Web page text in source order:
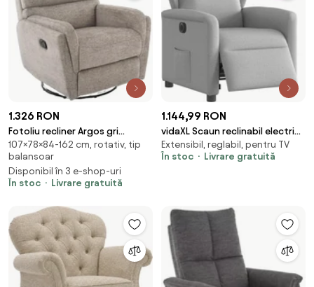
1.326 RON
Fotoliu recliner Argos gri
Raven07
107×78×84-162 cm, rotativ, tip
balansoar
Disponibil în 3 e-shop-uri
În stoc
Livrare gratuită
1.144,99 RON
vidaXL Scaun reclinabil electric
Cloud Grey Fabric
Extensibil, reglabil, pentru TV
În stoc
Livrare gratuită